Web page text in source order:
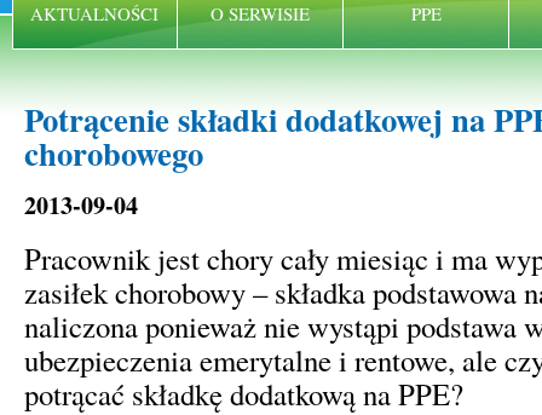
AKTUALNOŚCI O SERWISIE PPE
Potrącenie składki dodatkowej na
chorobowego
2013-09-04
Pracownik jest chory cały miesiąc i ma
zasiłek chorobowy – składka podstawowa
naliczona ponieważ nie wystąpi podstawa
ubezpieczenia emerytalne i rentowe, ale
potrącać składkę dodatkową na PPE?